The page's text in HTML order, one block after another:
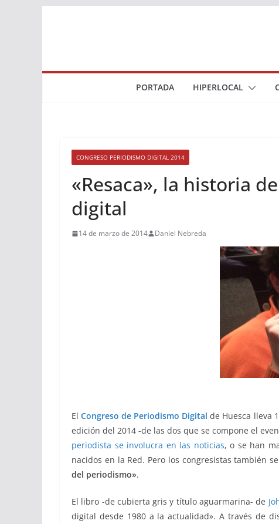
PORTADA HIPERLOCAL
CONGRESO PERIODISMO DIGITAL 2014
«Resaca», la historia
digital
14 de marzo de 2014 Daniel Nebreda
ElCongreso de Periodismo Digital de Huesca lleva
edición del 2014 -de las dos que se compone el
periodista se involucra en las noticias, o se han
nacidos en la Red. Pero los congresistas también
del periodismo».
El libro -de cubierta gris y título aguarmarina- de
digital desde 1980 a la actualidad». A través de